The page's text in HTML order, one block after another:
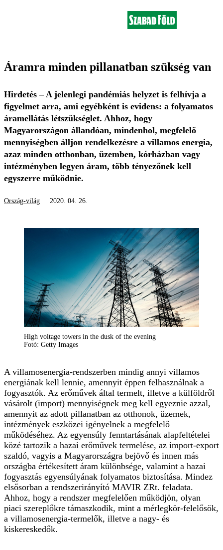
Áramra minden pillanatban szükség van
Hirdetés – A jelenlegi pandémiás helyzet is felhívja a
figyelmet arra, ami egyébként is evidens: a folyamatos
áramellátás létszükséglet. Ahhoz, hogy
Magyarországon állandóan, mindenhol, megfelelő
mennyiségben álljon rendelkezésre a villamos energia,
azaz minden otthonban, üzemben, kórházban vagy
intézményben legyen áram, több tényezőnek kell
egyszerre működnie.
Ország-világ 2020. 04. 26.
High voltage towers in the dusk of the evening
Fotó: Getty Images
A villamosenergia-rendszerben mindig annyi villamos
energiának kell lennie, amennyit éppen felhasználnak a
fogyasztók. Az erőművek által termelt, illetve a külföldről
vásárolt (import) mennyiségnek meg kell egyeznie azzal,
amennyit az adott pillanatban az otthonok, üzemek,
intézmények eszközei igényelnek a megfelelő
működéséhez. Az egyensúly fenntartásának alapfeltételei
közé tartozik a hazai erőművek termelése, az import-export
szaldó, vagyis a Magyarországra bejövő és innen más
országba értékesített áram különbsége, valamint a hazai
fogyasztás egyensúlyának folyamatos biztosítása. Mindez
elsősorban a rendszerirányító MAVIR ZRt. feladata.
Ahhoz, hogy a rendszer megfelelően működjön, olyan
piaci szereplőkre támaszkodik, mint a mérlegkör-felelősök,
a villamosenergia-termelők, illetve a nagy- és
kiskereskedők.